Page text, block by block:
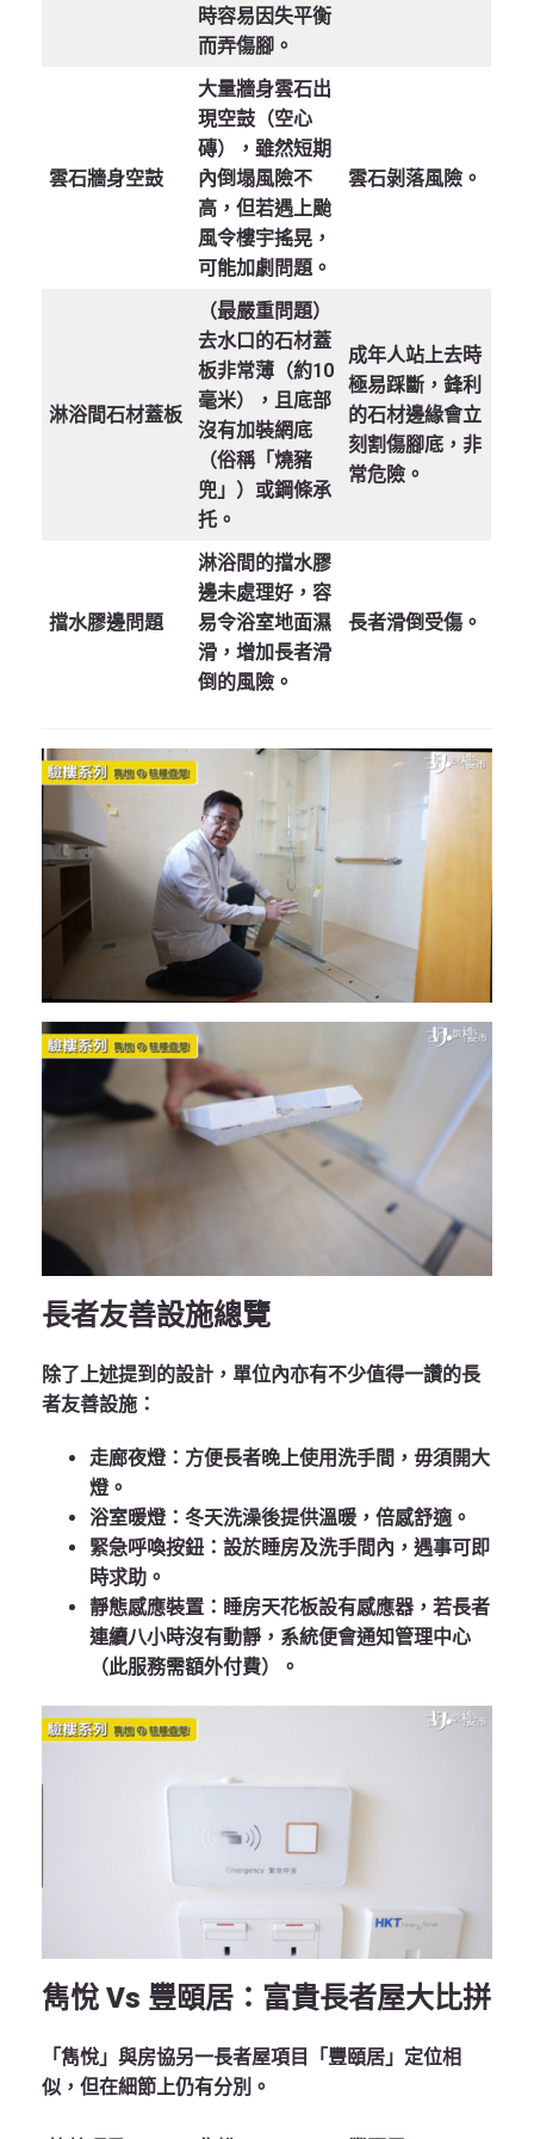
時容易因失平衡
而弄傷腳。
雲石牆身空鼓
大量牆身雲石出
現空鼓（空心
磚），雖然短期
內倒塌風險不
高，但若遇上颱
風令樓宇搖晃，
可能加劇問題。
雲石剝落風險。
淋浴間石材蓋板
（最嚴重問題）
去水口的石材蓋
板非常薄（約10
毫米），且底部
沒有加裝網底
（俗稱「燒豬
兜」）或鋼條承
托。
成年人站上去時
極易踩斷，鋒利
的石材邊緣會立
刻割傷腳底，非
常危險。
擋水膠邊問題
淋浴間的擋水膠
邊未處理好，容
易令浴室地面濕
滑，增加長者滑
倒的風險。
長者滑倒受傷。
長者友善設施總覽
除了上述提到的設計，單位內亦有不少值得一讚的長
者友善設施：
走廊夜燈：方便長者晚上使用洗手間，毋須開大
燈。
浴室暖燈：冬天洗澡後提供溫暖，倍感舒適。
緊急呼喚按鈕 ：設於睡房及洗手間內，遇事可即
時求助。
靜態感應裝置 ：睡房天花板設有感應器，若長者
連續八小時沒有動靜，系統便會通知管理中心
（此服務需額外付費）。
雋悅 Vs 豐頤居：富貴長者屋大比拼
「雋悅」與房協另一長者屋項目「豐頤居」定位相
似，但在細節上仍有分別。